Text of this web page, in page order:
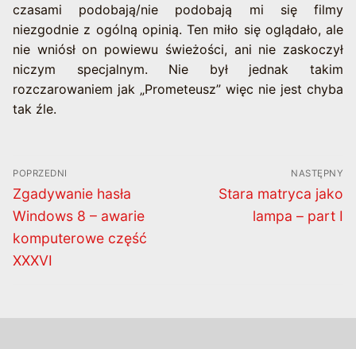
czasami podobają/nie podobają mi się filmy
niezgodnie z ogólną opinią. Ten miło się oglądało, ale
nie wniósł on powiewu świeżości, ani nie zaskoczył
niczym specjalnym. Nie był jednak takim
rozczarowaniem jak „Prometeusz” więc nie jest chyba
tak źle.
Nawigacja
wpisu
POPRZEDNI
Poprzedni
wpis:
Zgadywanie hasła
Windows 8 – awarie
komputerowe część
XXXVI
NASTĘPNY
Następny
Stara matryca jako
lampa – part I